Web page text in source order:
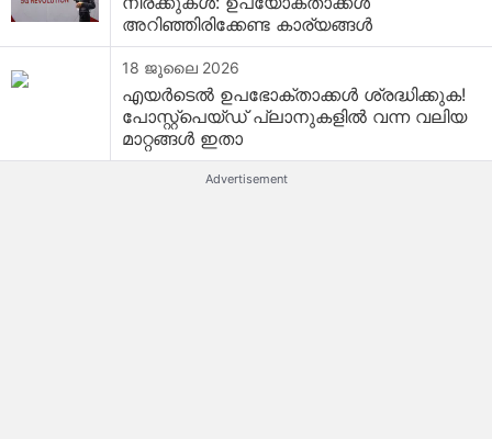
അറിഞ്ഞിരിക്കേണ്ട കാര്യങ്ങൾ
18 ജൂലൈ 2026
എയർടെൽ ഉപഭോക്താക്കൾ ശ്രദ്ധിക്കുക!
പോസ്റ്റ്‌പെയ്ഡ് പ്ലാനുകളിൽ വന്ന വലിയ
മാറ്റങ്ങൾ ഇതാ
Advertisement